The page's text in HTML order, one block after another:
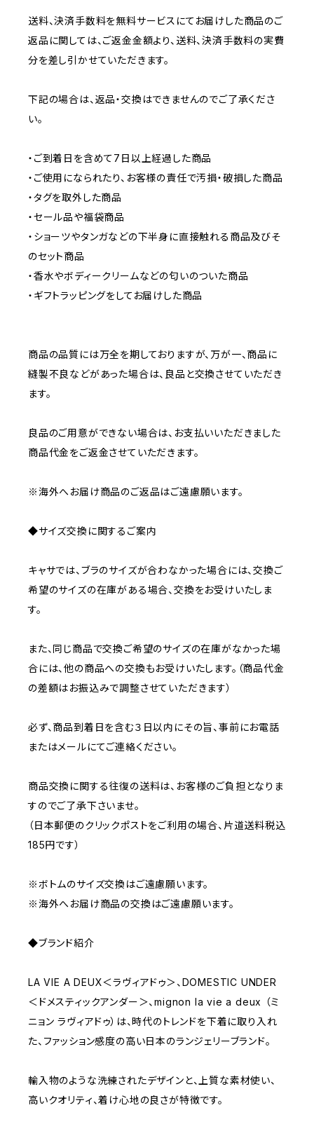
送料、決済手数料を無料サービスにてお届けした商品のご
返品に関しては、ご返金金額より、送料、決済手数料の実費
分を差し引かせていただきます。
下記の場合は、返品・交換はできませんのでご了承くださ
い。
・ご到着日を含めて7日以上経過した商品
・ご使用になられたり、お客様の責任で汚損・破損した商品
・タグを取外した商品
・セール品や福袋商品
・ショーツやタンガなどの下半身に直接触れる商品及びそ
のセット商品
・香水やボディークリームなどの匂いのついた商品
・ギフトラッピングをしてお届けした商品
商品の品質には万全を期しておりますが、万が一、商品に
縫製不良などがあった場合は、良品と交換させていただき
ます。
良品のご用意ができない場合は、お支払いいただきました
商品代金をご返金させていただきます。
※海外へお届け商品のご返品はご遠慮願います。
◆サイズ交換に関するご案内
キャサでは、ブラのサイズが合わなかった場合には、交換ご
希望のサイズの在庫がある場合、交換をお受けいたしま
す。
また、同じ商品で交換ご希望のサイズの在庫がなかった場
合には、他の商品への交換もお受けいたします。（商品代金
の差額はお振込みで調整させていただきます）
必ず、商品到着日を含む３日以内にその旨、事前にお電話
またはメールにてご連絡ください。
商品交換に関する往復の送料は、お客様のご負担となりま
すのでご了承下さいませ。
（日本郵便のクリックポストをご利用の場合、片道送料税込
185円です）
※ボトムのサイズ交換はご遠慮願います。
※海外へお届け商品の交換はご遠慮願います。
◆ブランド紹介
LA VIE A DEUX＜ラヴィアドゥ＞、DOMESTIC UNDER
＜ドメスティックアンダー＞、mignon la vie a deux （ミ
ニョン ラヴィアドゥ）は、時代のトレンドを下着に取り入れ
た、ファッション感度の高い日本のランジェリーブランド。
輸入物のような洗練されたデザインと、上質な素材使い、
高いクオリティ、着け心地の良さが特徴です。